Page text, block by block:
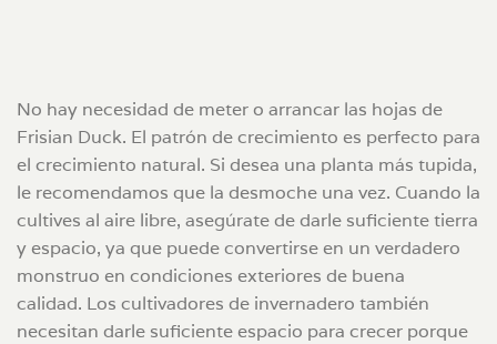
No hay necesidad de meter o arrancar las hojas de
Frisian Duck. El patrón de crecimiento es perfecto para
el crecimiento natural. Si desea una planta más tupida,
le recomendamos que la desmoche una vez. Cuando la
cultives al aire libre, asegúrate de darle suficiente tierra
y espacio, ya que puede convertirse en un verdadero
monstruo en condiciones exteriores de buena
calidad. Los cultivadores de invernadero también
necesitan darle suficiente espacio para crecer porque